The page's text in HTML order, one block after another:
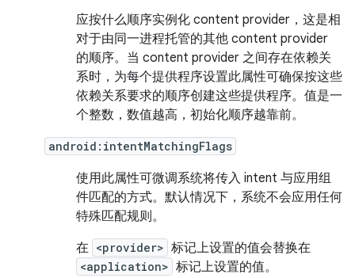
应按什么顺序实例化 content provider，这是相
对于由同一进程托管的其他 content provider
的顺序。当 content provider 之间存在依赖关
系时，为每个提供程序设置此属性可确保按这些
依赖关系要求的顺序创建这些提供程序。值是一
个整数，数值越高，初始化顺序越靠前。
android:intentMatchingFlags
使用此属性可微调系统将传入 intent 与应用组
件匹配的方式。默认情况下，系统不会应用任何
特殊匹配规则。
在 <provider> 标记上设置的值会替换在
<application> 标记上设置的值。